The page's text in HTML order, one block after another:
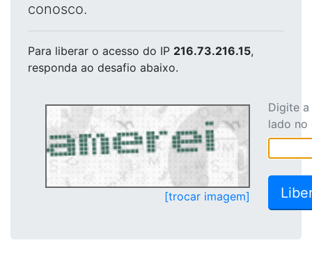
conosco.
Para liberar o acesso do IP 216.73.216.15,
responda ao desafio abaixo.
[trocar imagem]
Digite
lado no